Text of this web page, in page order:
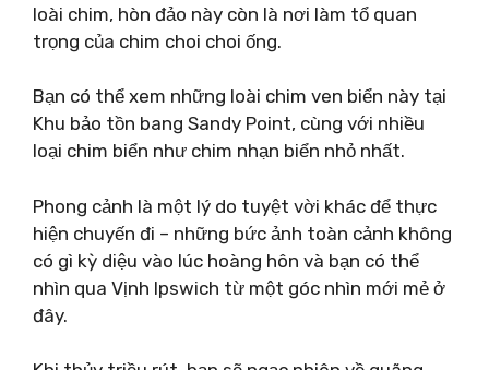
loài chim, hòn đảo này còn là nơi làm tổ quan
trọng của chim choi choi ống.
Bạn có thể xem những loài chim ven biển này tại
Khu bảo tồn bang Sandy Point, cùng với nhiều
loại chim biển như chim nhạn biển nhỏ nhất.
Phong cảnh là một lý do tuyệt vời khác để thực
hiện chuyến đi – những bức ảnh toàn cảnh không
có gì kỳ diệu vào lúc hoàng hôn và bạn có thể
nhìn qua Vịnh Ipswich từ một góc nhìn mới mẻ ở
đây.